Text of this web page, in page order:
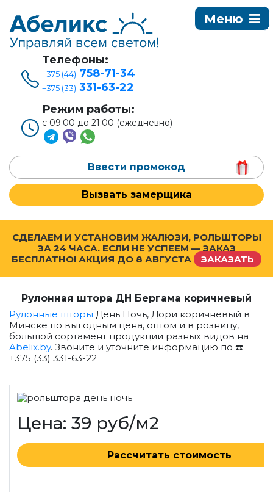
Телефоны:
+375 (44) 758-71-34
+375 (33) 331-63-22
Режим работы:
с 09:00 до 21:00 (ежедневно)
Ввести промокод
Вызвать замерщика
СДЕЛАЕМ И УСТАНОВИМ ЖАЛЮЗИ, РОЛЬШТОРЫ
ЗА 24 ЧАСА. ЕСЛИ НЕ УСПЕЕМ — ЗАКАЗ
БЕСПЛАТНО! АКЦИЯ ДО 8 АВГУСТА ЗАКАЗАТЬ
Рулонная штора ДН Бергама коричневый
Рулонные шторы День Ночь, Дори коричневый в
Минске по выгодным цена, оптом и в розницу,
большой сортамент продукции разных видов на
Abelix.by. Звоните и уточните информацию по ☎️
+375 (33) 331-63-22
Цена: 39 руб/м2
Рассчитать стоимость